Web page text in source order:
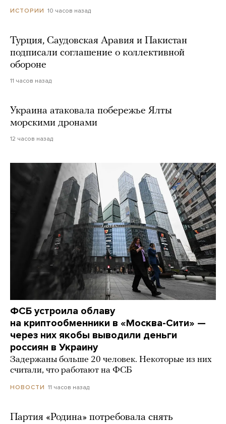
ИСТОРИИ 10 часов назад
Турция, Саудовская Аравия и Пакистан
подписали соглашение о коллективной
обороне
11 часов назад
Украина атаковала побережье Ялты
морскими дронами
12 часов назад
ФСБ устроила облаву
на криптообменники в «Москва-Сити» —
через них якобы выводили деньги
россиян в Украину
Задержаны больше 20 человек. Некоторые из них
считали, что работают на ФСБ
НОВОСТИ 11 часов назад
Партия «Родина» потребовала снять